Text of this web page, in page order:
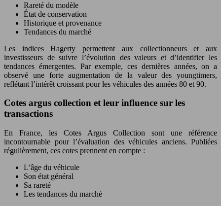
Rareté du modèle
État de conservation
Historique et provenance
Tendances du marché
Les indices Hagerty permettent aux collectionneurs et aux
investisseurs de suivre l’évolution des valeurs et d’identifier les
tendances émergentes. Par exemple, ces dernières années, on a
observé une forte augmentation de la valeur des youngtimers,
reflétant l’intérêt croissant pour les véhicules des années 80 et 90.
Cotes argus collection et leur influence sur les
transactions
En France, les Cotes Argus Collection sont une référence
incontournable pour l’évaluation des véhicules anciens. Publiées
régulièrement, ces cotes prennent en compte :
L’âge du véhicule
Son état général
Sa rareté
Les tendances du marché